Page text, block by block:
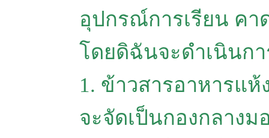
อุปกรณ์การเรียน ค
โดยดิฉันจะดำเนินก
1. ข้าวสารอาหารแ
จะจัดเป็นกองกลางม